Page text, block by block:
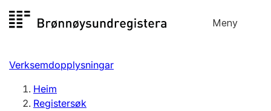
til
Meny
Registersøk
Aksjeselskap
Verksemdopplysningar
Heim
Registersøk